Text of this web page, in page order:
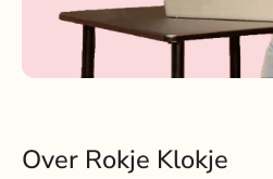
Over Rokje Klokje